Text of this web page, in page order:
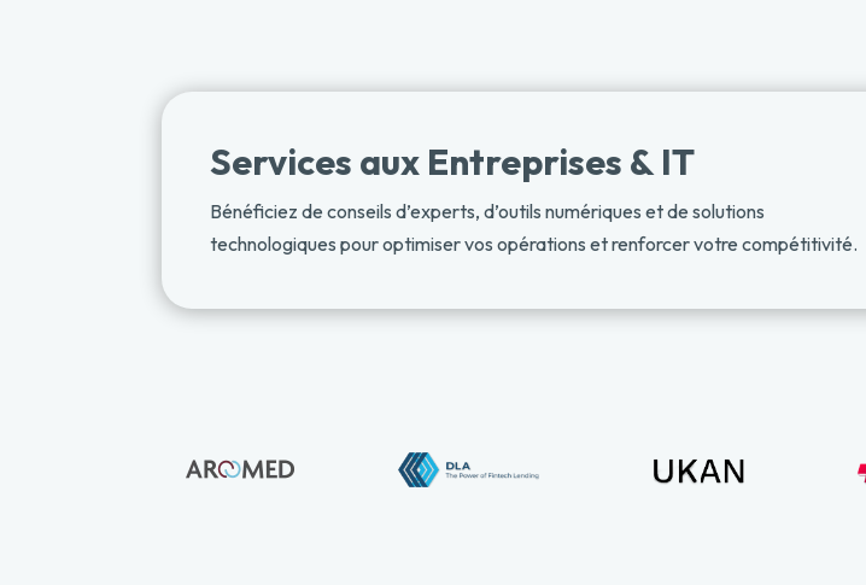
Services aux Entreprises & IT
Bénéficiez de conseils d’experts, d’outils numériques et de solutions
technologiques pour optimiser vos opérations et renforcer votre compétitivité.